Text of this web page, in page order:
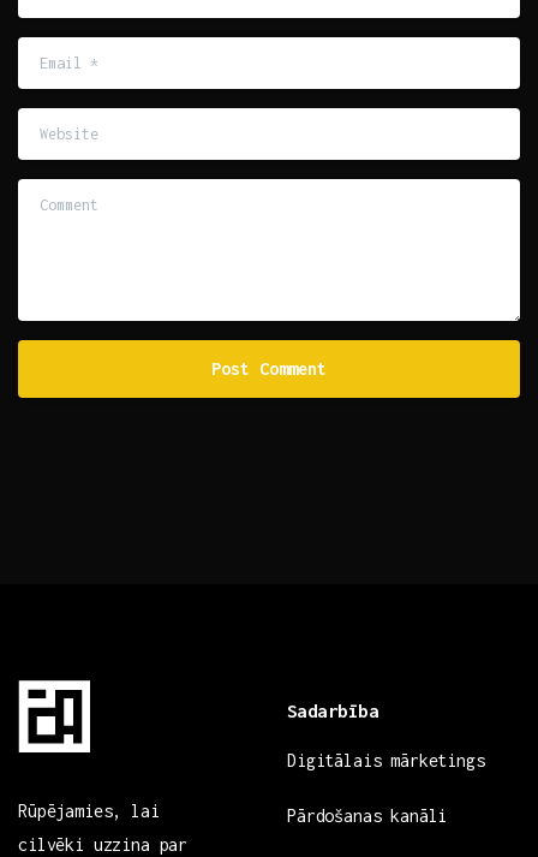
*
Website
Rūpējamies, lai
cilvēki uzzina par
Sadarbība
Digitālais mārketings
Pārdošanas kanāli